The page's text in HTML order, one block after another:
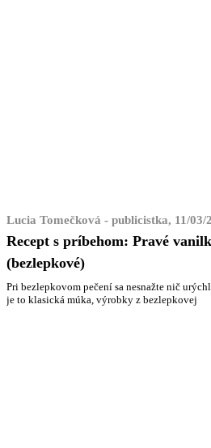
Lucia Tomečková - publicistka, 11/03/
Recept s príbehom: Pravé
(bezlepkové)
Pri bezlepkovom pečení sa nesnažte nič
je to klasická múka, výrobky z bezlepkovej